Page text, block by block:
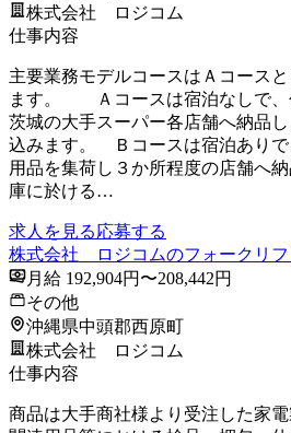
株式会社 ロジコム
仕事内容
主要業務モデルコースはＡコース
ます。 Ａコースは宿泊なしで、
茨城の大手スーパー各店舗へ納品
込みます。 Ｂコースは宿泊ありで
用品を集荷し３か所程度の店舗へ
庫に於ける…
求人を見る応募する
株式会社 ロジコムのフォークリフ
月給 192,904円〜208,442円
その他
沖縄県中頭郡西原町
株式会社 ロジコム
仕事内容
商品は大手商社様より受注した家